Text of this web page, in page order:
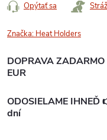
Opýtať sa
Značka: Heat Holders
DOPRAVA
EUR
ODOSIELAME
dní